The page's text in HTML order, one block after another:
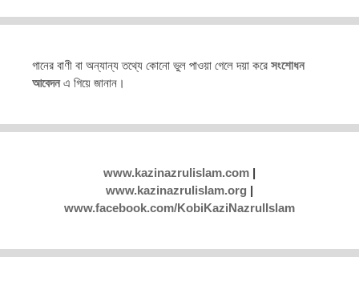
গানের বাণী বা অন্যান্য তথ্যে কোনো ভুল পাওয়া গেলে দয়া করে সংশোধন
আবেদনএ গিয়ে জানান।
www.kazinazrulislam.com |
www.kazinazrulislam.org |
www.facebook.com/KobiKaziNazrulIslam